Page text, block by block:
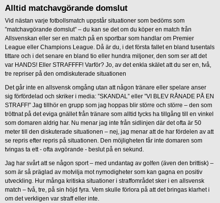
Alltid matchavgörande domslut
Vid nästan varje fotbollsmatch uppstår situationer som bedöms som
”matchavgörande domslut” – du kan se det om du köper en match från
Allsvenskan eller ser en match på en sportbar som handlar om Premier
League eller Champions League. Då är du, i det första fallet en bland tusentals
tittare och i det senare en bland tio eller hundra miljoner, den som ser att det
var HANDS! Eller STRAFFFF! Varför? Jo, av det enkla skälet att du ser en, två,
tre repriser på den omdiskuterade situationen
Det går inte en allsvensk omgång utan att någon tränare eller spelare anser
sig förfördelad och skriker i media: ”SKANDAL” eller ”VI BLEV RÅNADE PÅ EN
STRAFF!” Jag tillhör en grupp som jag hoppas blir större och större – den som
tröttnat på det eviga gnället från tränare som alltid tycks ha tillgång till en vinkel
som domaren aldrig har. Nu menar jag inte från sidlinjen där det ofta är 50
meter till den diskuterade situationen – nej, jag menar att de har fördelen av att
se repris efter repris på situationen. Den möjligheten får inte domaren som
tvingas ta ett - ofta avgörande - beslut på en sekund.
Jag har svårt att se någon sport – med undantag av golfen (även den brittisk) –
som är så präglad av motvilja mot nymodigheter som kan gagna en positiv
utveckling. Hur många kritiska situationer i straffområdet sker i en allsvensk
match – två, tre, på sin höjd fyra. Vem skulle förlora på att det bringas klarhet i
om det verkligen var straff eller inte.